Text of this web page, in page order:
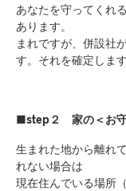
あなたを守ってくれ
あります。
まれですが、併設社
す。それを確定します
■step２ 家の＜お守
生まれた地から離れ
れない場合は
現在住んでいる場所